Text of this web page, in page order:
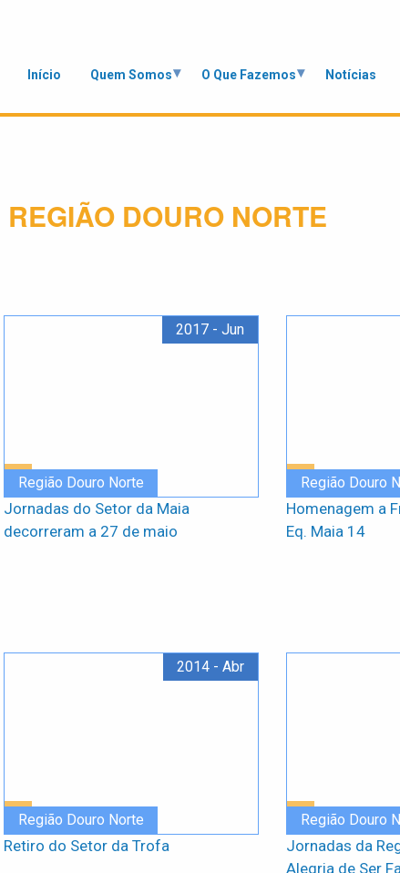
Início Quem Somos O Que Fazemos Notícias
REGIÃO DOURO NORTE
Região Douro Norte
2017 - Jun
Jornadas do Setor da Maia
decorreram a 27 de maio
Região Douro
Homenagem a
Eq. Maia 14
Região Douro Norte
2014 - Abr
Retiro do Setor da Trofa
Região Douro
Jornadas da
Alegria de Ser